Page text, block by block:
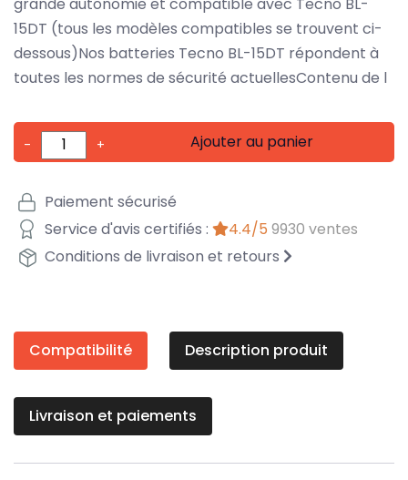
15DT (tous les modèles compatibles se trouvent ci-
dessous)Nos batteries Tecno BL-15DT répondent à
toutes les normes de sécurité actuellesContenu de l
- + Ajouter au panier
Paiement sécurisé
Service d'avis certifiés :
4.4/5 9930 ventes
Conditions de livraison et retours
Compatibilité Description produit
Livraison et paiements